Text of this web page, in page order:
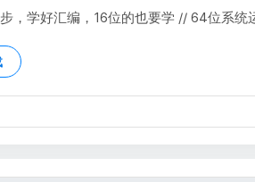
，学好汇编，16位的也要学 // 64位系